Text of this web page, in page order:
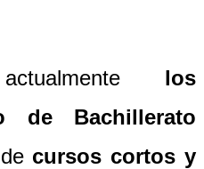
los
de Bachillerato
cursos cortos y